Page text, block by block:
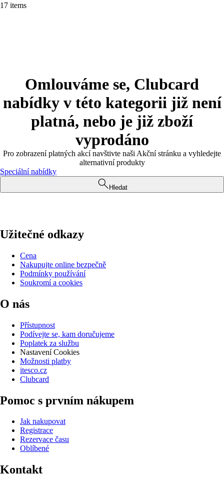
17 items
Omlouváme se, Clubcard
nabídky v této kategorii již není
platná, nebo je již zboží
vyprodáno
Pro zobrazení platných akcí navštivte naši Akční stránku a vyhledejte
alternativní produkty
Speciální nabídky
Hledat
Užitečné odkazy
Cena
Nakupujte online bezpečně
Podmínky používání
Soukromí a cookies
O nás
Přístupnost
Podívejte se, kam doručujeme
Poplatek za službu
Nastavení Cookies
Možnosti platby
itesco.cz
Clubcard
Pomoc s prvním nákupem
Jak nakupovat
Registrace
Rezervace času
Oblíbené
Kontakt